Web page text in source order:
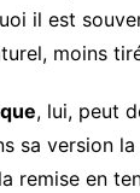
il est
moins
, lui, peut
sa version
remise en